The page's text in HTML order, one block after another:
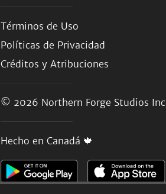
Términos de Uso
Políticas de Privacidad
Créditos y Atribuciones
© 2026 Northern Forge Studios Inc
Hecho en Canadá 🍁